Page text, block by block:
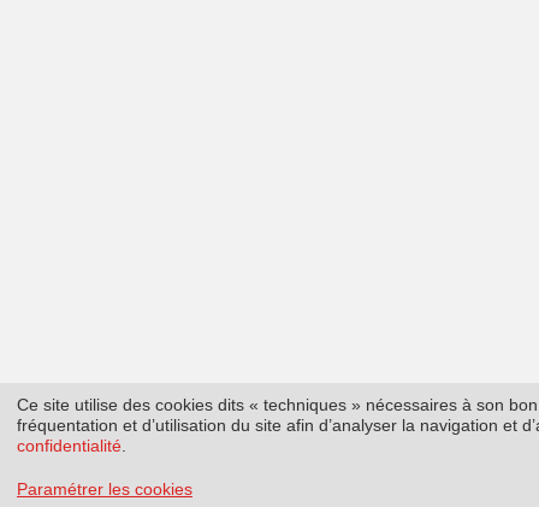
Ce site utilise des cookies dits « techniques » nécessaires à son
fréquentation et d’utilisation du site afin d’analyser la navigation et
confidentialité
Paramétrer les cookies